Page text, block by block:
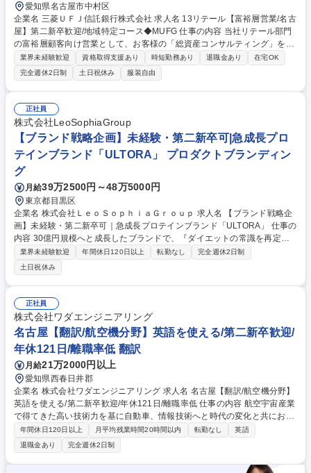
愛知県名古屋市中村区
企業名 三菱ＵＦＪ信託銀行株式会社 求人名 13リテール【富裕層営業/名古
屋】第二新卒歓迎/地域特定コース◆MUFG 仕事の内容 当社リテール部門
の富裕層顧客向け営業として、お客様の「総資産コンサルティング」をお
任せします。担当するお客様は上場企業役員や中小企業オーナー、ご退職
後の方などまとまった資金をお持ちの方が中心です。 【取扱商品】預金、
資産運用(投資信託等)、資産承継(遺言信託・遺産整理、生命保険等)、資
産管理(遺言代用信託・代理出金機能付信託・教育資金贈与信託等)、不動
産 等々 【業務の特徴】原則、担当者がお客様へのご提案からクロージン
グまでワンストップで担います。幅広く高度な知識が必要になりますが、
この体制はお客様からのご評価もいただいており、お客様に向き合いぬく
ことで自身のスキルアップにもつながります。 募集職種 13リテール【富
裕層営業/名古屋】第二新卒歓迎/地域特定コース◆MUFG
業界未経験歓迎 資格取得支援あり 時短勤務あり 退職金あり
在宅OK
完全週休2日制
土日祝休み 服装自由
正社員
株式会社LeoSophiaGroup
【ブランド戦略企画】未経験・第二新卒可|急成長プロ
テインブランド「ULTORA」 プロダクトブランディン
グ
月給39万2500円～48万5000円
東京都目黒区
企業名 株式会社ＬｅｏＳｏｐｈｉａＧｒｏｕｐ 求人名 【ブランド戦略企
画】未経験・第二新卒可｜急成長プロテインブランド「ULTORA」 仕事の
内容 30億円規模へと成長したブランドで、『ダイエットの常識を再定義
する』というULTORAの思想そのものを、世の中にどう浸透させていくか
という、ブランド戦略の核心部分をお任せいたします。 【具体的な業務内
容】 ■ブランドアイデンティティ（Vision/Mission/Value）の言語化・構
造化 ■ランドの中長期ロードマップの構築、機能的価値・戦略の明確化 ■
定着させるためのストーリー設計や言語の統一と一貫したブランド発信 ■
各種メディアと連動させた企業コラボやイベントの戦略立案・実行 ■各SN
S（LINE/X/Instagram）の運営戦略・戦術の策定および実行 募集職種 【ブ
ランド戦略企画】未経験・第二新卒可｜急成長プロテインブランド「ULT
ORA」
業界未経験歓迎 年間休日120日以上 転勤なし
完全週休2日制
土日祝休み
正社員
株式会社ワダエンジニアリング
名古屋【翻訳/航空機分野】英語を使える/第二新卒歓迎/
年休121日/離職率低 翻訳
月給21万2000円以上
愛知県西春日井郡
企業名 株式会社ワダエンジニアリング 求人名 名古屋【翻訳/航空機分野】
英語を使える/第二新卒歓迎/年休121日/離職率低 仕事の内容 航空宇宙産業
で得てきた高い技術力を基に自動車、情報技術へと時代の変化と共にお客
様から信頼を得てきた当社にて、日本語⇔英語の翻訳や英語を使った業務
調整をお任せいたします★「人」を大切にする会社です★ 【★当社の強
み】■安定性：創業以来積み重ねた技術力と信頼関係で航空業界・自動車
業界大手企業やサブコン様と直接取引あり ■働き方：年間休日121日、残
年間休日120日以上 月平均残業時間20時間以内 転勤なし
英語
退職金あり
完全週休2日制